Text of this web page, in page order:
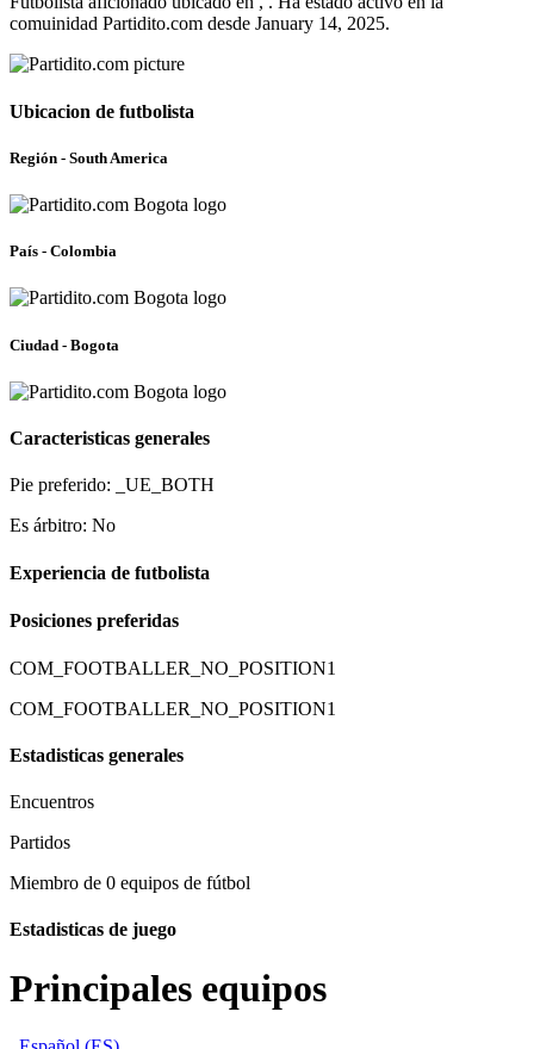
comuinidad Partidito.com desde January 14, 2025.
Ubicacion de futbolista
Región - South America
País - Colombia
Ciudad - Bogota
Caracteristicas generales
Pie preferido: _UE_BOTH
Es árbitro: No
Experiencia de futbolista
Posiciones preferidas
COM_FOOTBALLER_NO_POSITION1
COM_FOOTBALLER_NO_POSITION1
Estadisticas generales
Encuentros
Partidos
Miembro de 0 equipos de fútbol
Estadisticas de juego
Principales equipos